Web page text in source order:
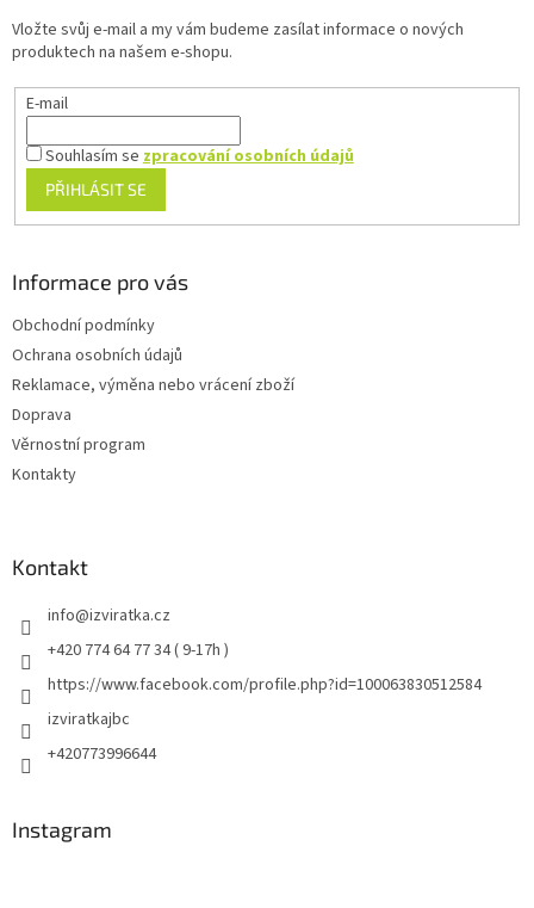
Vložte svůj e-mail a my vám budeme zasílat informace o nových
produktech na našem e-shopu.
E-mail
Souhlasím sezpracování osobních údajů
PŘIHLÁSIT SE
Informace pro vás
Obchodní podmínky
Ochrana osobních údajů
Reklamace, výměna nebo vrácení zboží
Doprava
Věrnostní program
Kontakty
Kontakt
info@izviratka.cz
+420 774 64 77 34 ( 9-17h )
https://www.facebook.com/profile.php?id=100063830512584
izviratkajbc
+420773996644
Instagram